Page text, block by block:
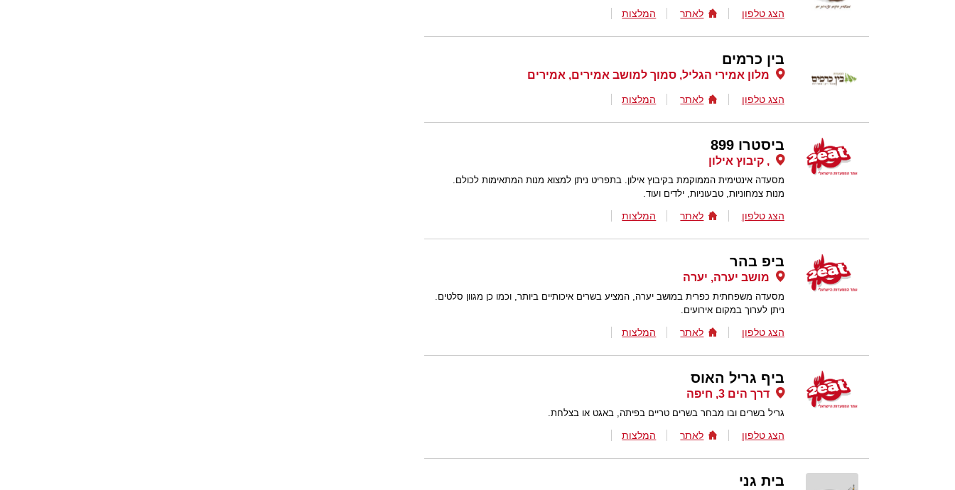
הצג טלפון לאתר המלצות
בין כרמים
מלון אמירי הגליל, סמוך למושב אמירים, אמירים
הצג טלפון לאתר המלצות
ביסטרו 899
, קיבוץ אילון
מסעדה אינטימית הממוקמת בקיבוץ אילון. בתפריט ניתן למצוא מנות המתאימות לכולם.
מנות צמחוניות, טבעוניות, ילדים ועוד.
הצג טלפון לאתר המלצות
ביפ בהר
מושב יערה, יערה
מסעדה משפחתית כפרית במושב יערה, המציע בשרים איכותיים ביותר, וכמו כן מגוון סלטים.
ניתן לערוך במקום אירועים.
הצג טלפון לאתר המלצות
ביף גריל האוס
דרך הים 3, חיפה
גריל בשרים ובו מבחר בשרים טריים בפיתה, באגט או בצלחת.
הצג טלפון לאתר המלצות
בית גני